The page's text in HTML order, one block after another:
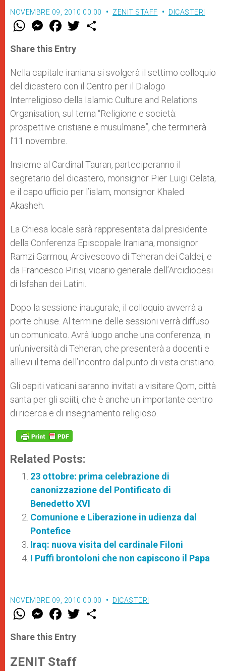
NOVEMBRE 09, 2010 00:00 ZENIT STAFF DICASTERI
W
t
s
p
p
M
e
s
e
g
e
r
F
a
e
b
o
k
w
r
Share this Entry
Nella capitale iraniana si svolgerà il settimo colloquio
del dicastero con il Centro per il Dialogo
Interreligioso della Islamic Culture and Relations
Organisation, sul tema “Religione e società:
prospettive cristiane e musulmane”, che terminerà
l’11 novembre.
Insieme al Cardinal Tauran, parteciperanno il
segretario del dicastero, monsignor Pier Luigi Celata,
e il capo ufficio per l’islam, monsignor Khaled
Akasheh.
La Chiesa locale sarà rappresentata dal presidente
della Conferenza Episcopale Iraniana, monsignor
Ramzi Garmou, Arcivescovo di Teheran dei Caldei, e
da Francesco Pirisi, vicario generale dell’Arcidiocesi
di Isfahan dei Latini.
Dopo la sessione inaugurale, il colloquio avverrà a
porte chiuse. Al termine delle sessioni verrà diffuso
un comunicato. Avrà luogo anche una conferenza, in
un’università di Teheran, che presenterà a docenti e
allievi il tema dell’incontro dal punto di vista cristiano.
Gli ospiti vaticani saranno invitati a visitare Qom, città
santa per gli sciiti, che è anche un importante centro
di ricerca e di insegnamento religioso.
Related Posts:
23 ottobre: prima celebrazione di
canonizzazione del Pontificato di
Benedetto XVI
Comunione e Liberazione in udienza dal
Pontefice
Iraq: nuova visita del cardinale Filoni
I Puffi brontoloni che non capiscono il Papa
NOVEMBRE 09, 2010 00:00 DICASTERI
W
t
s
p
p
M
e
s
e
g
e
F
a
e
b
o
k
w
Share this Entry
ZENIT Staff